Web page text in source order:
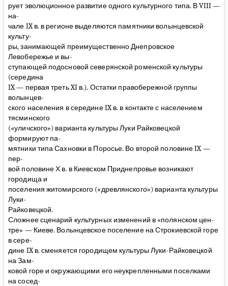
рует эволюционное развитие одного культурного типа. В VIII —
на-
чале IX в. в регионе выделяются памятники волынцевской
культу-
ры, занимающей преимущественно Днепровское
Левобережье и вы-
ступающей подосновой северянской роменской культуры
(середина
IX — первая треть XI в.). Остатки правобережной группы
волынцев-
ского населения в середине IX в. в контакте с населением
тясминского
(«уличского») варианта культуры Луки Райковецкой
формируют па-
мятники типа Сахновки в Поросье. Во второй половине IX —
пер-
вой половине Х в. в Киевском Приднепровье возникают
городища и
поселения житомирского («древлянского») варианта культуры
Луки-
Райковецкой.
Сложнее сценарий культурных изменений в «полянском цен-
тре» — Киеве. Волынцевское поселение на Строкиевской горе
в сере-
дине IX в. сменяется городищем культуры Луки-Райковецкой
на Зам-
ковой горе и окружающими его неукрепленными поселками
на сосед-